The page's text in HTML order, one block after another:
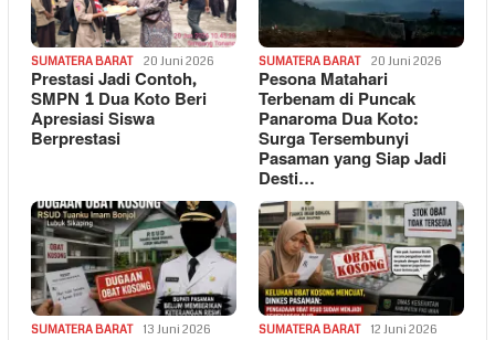
SUMATERA BARAT 20 Juni 2026
Prestasi Jadi Contoh,
SMPN 1 Dua Koto Beri
Apresiasi Siswa
Berprestasi
SUMATERA BARAT 20 Juni 2026
Pesona Matahari
Terbenam di Puncak
Panaroma Dua Koto:
Surga Tersembunyi
Pasaman yang Siap Jadi
Desti…
SUMATERA BARAT 13 Juni 2026 SUMATERA BARAT 12 Juni 2026